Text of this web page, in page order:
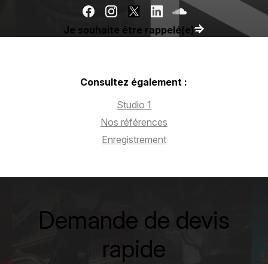
Je souhaite être rappelé(e)
Consultez également :
Studio 1
Nos références
Enregistrement
Demande de devis
rapide